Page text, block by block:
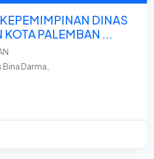
DINAS
PALEMBAN ...
Darma,